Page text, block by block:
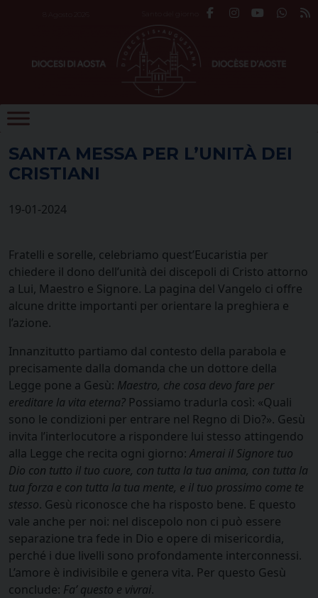
SANTA MESSA PER L’UNITÀ DEI
CRISTIANI
19-01-2024
Fratelli e sorelle, celebriamo quest’Eucaristia per
chiedere il dono dell’unità dei discepoli di Cristo attorno
a Lui, Maestro e Signore. La pagina del Vangelo ci offre
alcune dritte importanti per orientare la preghiera e
l’azione.
Innanzitutto partiamo dal contesto della parabola e
precisamente dalla domanda che un dottore della
Legge pone a Gesù: Maestro, che cosa devo fare per
ereditare la vita eterna? Possiamo tradurla così: «Quali
sono le condizioni per entrare nel Regno di Dio?». Gesù
invita l’interlocutore a rispondere lui stesso attingendo
alla Legge che recita ogni giorno: Amerai il Signore tuo
Dio con tutto il tuo cuore, con tutta la tua anima, con tutta la
tua forza e con tutta la tua mente, e il tuo prossimo come te
stesso. Gesù riconosce che ha risposto bene. E questo
vale anche per noi: nel discepolo non ci può essere
separazione tra fede in Dio e opere di misericordia,
perché i due livelli sono profondamente interconnessi.
L’amore è indivisibile e genera vita. Per questo Gesù
conclude: Fa’ questo e vivrai.